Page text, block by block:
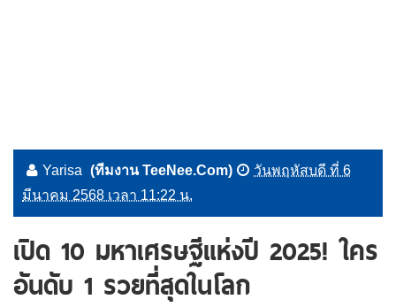
Yarisa (ทีมงาน TeeNee.Com)
วันพฤหัสบดี ที่ 6
มีนาคม 2568 เวลา 11:22 น.
เปิด 10 มหาเศรษฐีแห่งปี 2025! ใคร
อันดับ 1 รวยที่สุดในโลก